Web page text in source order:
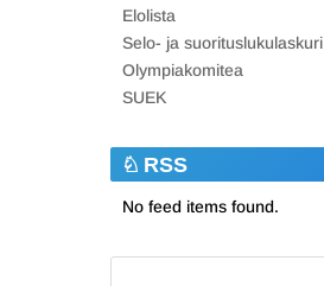
Elolista
Selo- ja suorituslukulaskuri
Olympiakomitea
SUEK
RSS
No feed items found.